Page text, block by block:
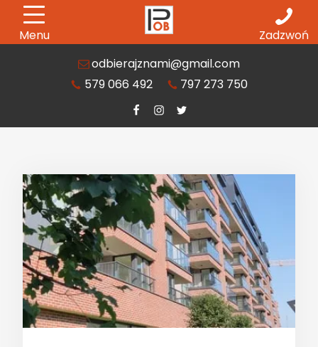
Menu
Zadzwoń
odbierajznami@gmail.com
579 066 492
797 273 750